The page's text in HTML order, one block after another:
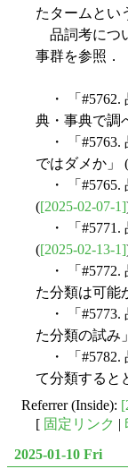
たタームとい
品詞考につ
事群を参照．
・ 「#5762.
典・事典で調
・ 「#5763.
ではダメか」 (
・ 「#5765.
([2025-02-07-1]
・ 「#5771.
([2025-02-13-1]
・ 「#5772.
た分類は可能
・ 「#5773.
た分類の試み
・ 「#5782.
て分類すると
Referrer (Inside):
[ 固定リンク |
2025-01-10 Fri